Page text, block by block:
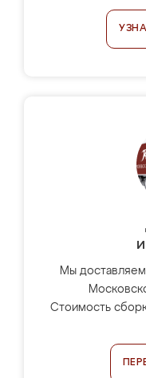
Мы
Стоимость